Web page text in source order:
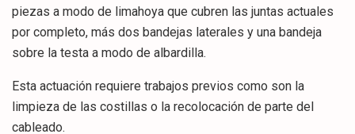
piezas a modo de limahoya que cubren las juntas actuales
por completo, más dos bandejas laterales y una bandeja
sobre la testa a modo de albardilla.
Esta actuación requiere trabajos previos como son la
limpieza de las costillas o la recolocación de parte del
cableado.